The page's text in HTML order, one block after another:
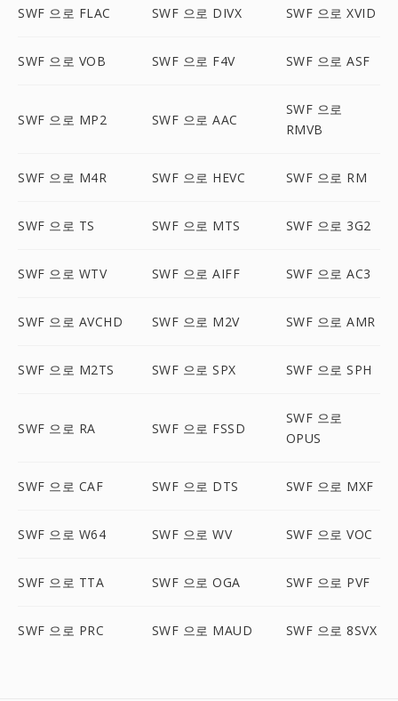
SWF 으로 FLAC SWF 으로 DIVX SWF 으로 XVID
SWF 으로 VOB SWF 으로 F4V SWF 으로 ASF
SWF 으로 MP2 SWF 으로 AAC
SWF 으로
RMVB
SWF 으로 M4R SWF 으로 HEVC SWF 으로 RM
SWF 으로 TS SWF 으로 MTS SWF 으로 3G2
SWF 으로 WTV SWF 으로 AIFF SWF 으로 AC3
SWF 으로 AVCHD SWF 으로 M2V SWF 으로 AMR
SWF 으로 M2TS SWF 으로 SPX SWF 으로 SPH
SWF 으로 RA SWF 으로 FSSD
SWF 으로
OPUS
SWF 으로 CAF SWF 으로 DTS SWF 으로 MXF
SWF 으로 W64 SWF 으로 WV SWF 으로 VOC
SWF 으로 TTA SWF 으로 OGA SWF 으로 PVF
SWF 으로 PRC SWF 으로 MAUD SWF 으로 8SVX